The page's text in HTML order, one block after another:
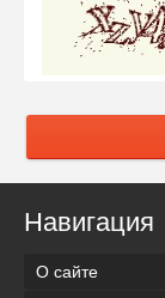
Навигация
О сайте